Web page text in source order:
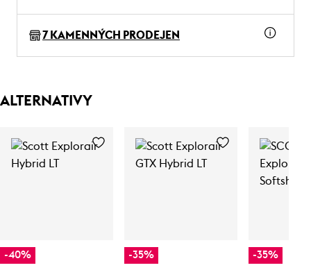
7 KAMENNÝCH PRODEJEN
ALTERNATIVY
-40% -35% -35%